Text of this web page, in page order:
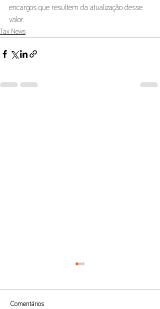
encargos que resultem da atualização desse
valor.
Tax News
Comentários